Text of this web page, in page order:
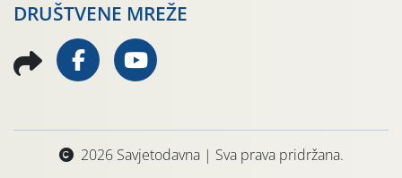
DRUŠTVENE MREŽE
2026 Savjetodavna | Sva prava pridržana.